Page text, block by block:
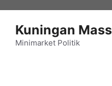
Kuningan Mass
Minimarket Politik